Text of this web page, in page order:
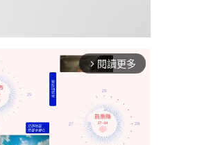
arrow_forward_ios 閱讀更多